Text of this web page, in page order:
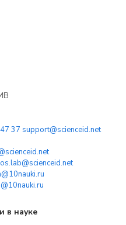
в науке
37 support@scienceid.net